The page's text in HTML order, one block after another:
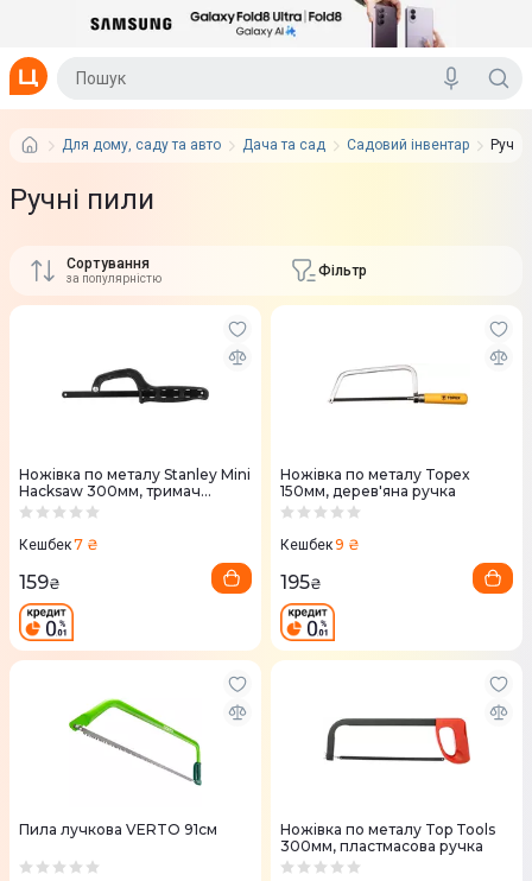
Для дому, саду та авто Дача та сад Садовий інвентар
Ручні пили
Сортування
за популярністю Фільтр
Ножівка по металу Stanley Mini
Hacksaw 300мм, тримач
полотна
Кешбек7 ₴
159₴
Ножівка по металу Topex
150мм, дерев'яна ручка
Кешбек9 ₴
195₴
Пила лучкова VERTO 91см
Ножівка по металу Top Tools
300мм, пластмасова ручка